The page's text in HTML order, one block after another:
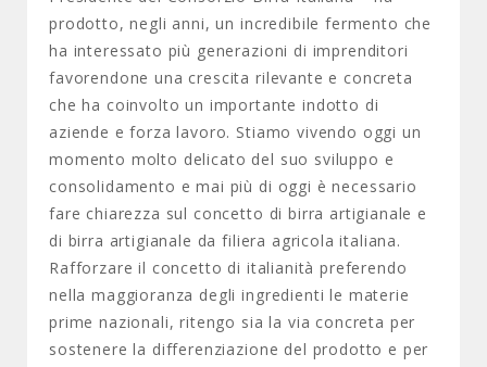
prodotto, negli anni, un incredibile fermento che
ha interessato più generazioni di imprenditori
favorendone una crescita rilevante e concreta
che ha coinvolto un importante indotto di
aziende e forza lavoro. Stiamo vivendo oggi un
momento molto delicato del suo sviluppo e
consolidamento e mai più di oggi è necessario
fare chiarezza sul concetto di birra artigianale e
di birra artigianale da filiera agricola italiana.
Rafforzare il concetto di italianità preferendo
nella maggioranza degli ingredienti le materie
prime nazionali, ritengo sia la via concreta per
sostenere la differenziazione del prodotto e per